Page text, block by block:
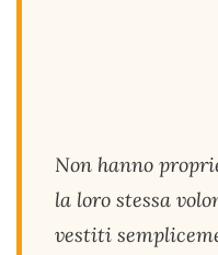
Non hanno
la loro stessa
vestiti